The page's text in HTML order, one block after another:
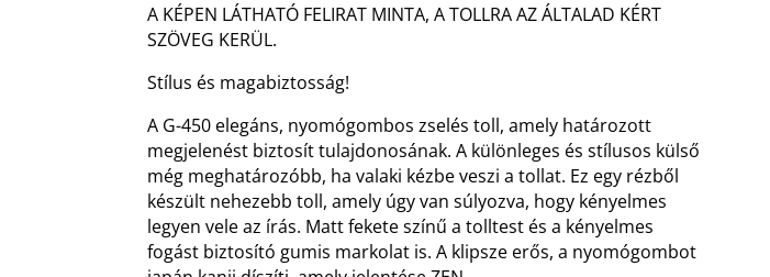
A KÉPEN LÁTHATÓ FELIRAT MINTA, A TOLLRA AZ ÁLTALAD KÉRT
SZÖVEG KERÜL.
Stílus és magabiztosság!
A G-450 elegáns, nyomógombos zselés toll, amely határozott
megjelenést biztosít tulajdonosának. A különleges és stílusos külső
még meghatározóbb, ha valaki kézbe veszi a tollat. Ez egy rézből
készült nehezebb toll, amely úgy van súlyozva, hogy kényelmes
legyen vele az írás. Matt fekete színű a tolltest és a kényelmes
fogást biztosító gumis markolat is. A klipsze erős, a nyomógombot